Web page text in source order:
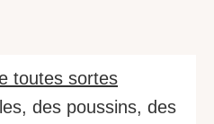
toutes sortes
des poussins, des